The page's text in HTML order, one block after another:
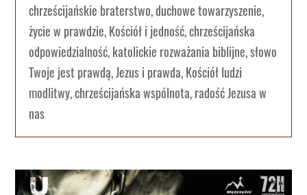
chrześcijańskie braterstwo, duchowe towarzyszenie,
życie w prawdzie, Kościół i jedność, chrześcijańska
odpowiedzialność, katolickie rozważania biblijne, słowo
Twoje jest prawdą, Jezus i prawda, Kościół ludzi
modlitwy, chrześcijańska wspólnota, radość Jezusa w
nas